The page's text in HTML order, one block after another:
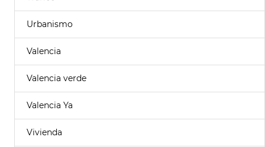
Urbanismo
Valencia
Valencia verde
Valencia Ya
Vivienda